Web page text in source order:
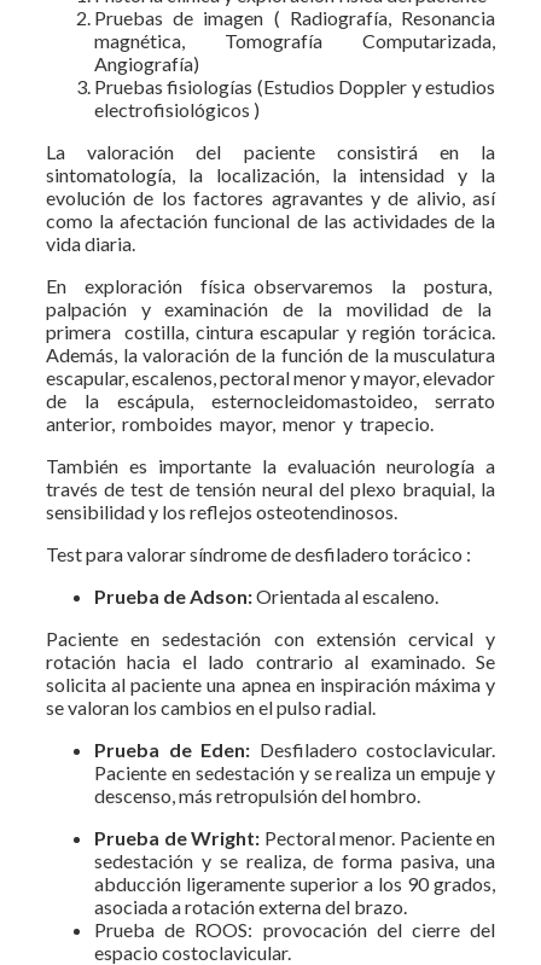
Pruebas de imagen ( Radiografía, Resonancia
magnética, Tomografía Computarizada,
Angiografía)
Pruebas fisiologías (Estudios Doppler y estudios
electrofisiológicos )
La valoración del paciente consistirá en la
sintomatología, la localización, la intensidad y la
evolución de los factores agravantes y de alivio, así
como la afectación funcional de las actividades de la
vida diaria.
En exploración física observaremos la postura,
palpación y examinación de la movilidad de la
primera costilla, cintura escapular y región torácica.
Además, la valoración de la función de la musculatura
escapular, escalenos, pectoral menor y mayor, elevador
de la escápula, esternocleidomastoideo, serrato
anterior, romboides mayor, menor y trapecio.
También es importante la evaluación neurología a
través de test de tensión neural del plexo braquial, la
sensibilidad y los reflejos osteotendinosos.
Test para valorar síndrome de desfiladero torácico :
Prueba de Adson:Orientada al escaleno.
Paciente en sedestación con extensión cervical y
rotación hacia el lado contrario al examinado. Se
solicita al paciente una apnea en inspiración máxima y
se valoran los cambios en el pulso radial.
Prueba de Eden: Desfiladero costoclavicular.
Paciente en sedestación y se realiza un empuje y
descenso, más retropulsión del hombro.
Prueba de Wright: Pectoral menor. Paciente en
sedestación y se realiza, de forma pasiva, una
abducción ligeramente superior a los 90 grados,
asociada a rotación externa del brazo.
Prueba de ROOS: provocación del cierre del
espacio costoclavicular.